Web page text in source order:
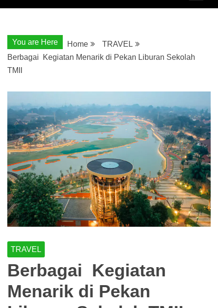
You are Here Home
TRAVEL
Berbagai Kegiatan Menarik di Pekan Liburan Sekolah
TMII
TRAVEL
Berbagai Kegiatan
Menarik di Pekan